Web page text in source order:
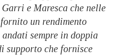
Garri e Maresca che nelle
un rendimento
sempre in doppia
supporto che fornisce